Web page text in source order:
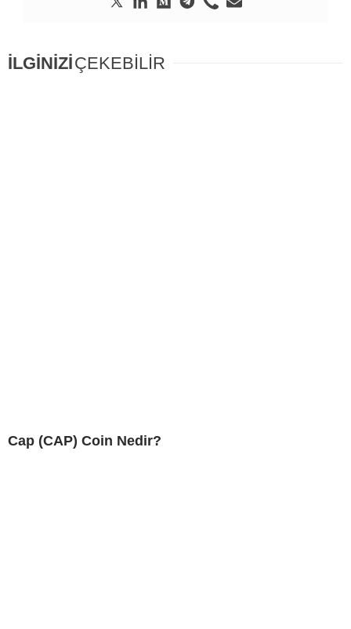
İLGİNİZİÇEKEBİLİR
Cap (CAP) Coin Nedir?